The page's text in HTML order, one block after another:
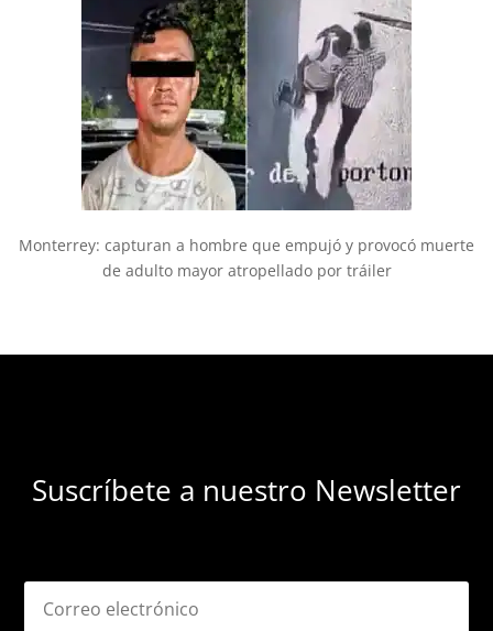
Monterrey: capturan a hombre que empujó y provocó muerte
de adulto mayor atropellado por tráiler
Suscríbete a nuestro Newsletter